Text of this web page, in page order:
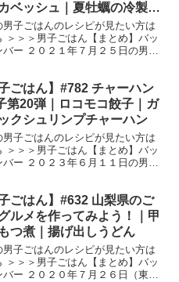
ベッシュ｜夏牡蠣の冷製パ
男子ごはんのレシピが見たい方は
＞＞＞男子ごはん【まとめ】バッ
バー ２０２１年７月２５日の男子
カベッシュ （出典：） 材料 メカ
２０...
子ごはん】#782 チャーハン
第20弾｜ロコモコ餃子｜ガ
クシュリンプチャーハン
男子ごはんのレシピが見たい方は
＞＞＞男子ごはん【まとめ】バッ
バー ２０２３年６月１１日の男子
材料 豚ひき肉（２５０g）、餃子
１袋）...
子ごはん】#632 山梨県のご
ルメを作ってみよう！｜甲
つ煮｜揚げ出しうどん
男子ごはんのレシピが見たい方は
＞＞＞男子ごはん【まとめ】バッ
バー ２０２０年７月２６日（東海